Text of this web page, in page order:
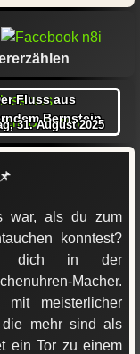
Fluss aus
Bernstein
31. August 2025
war, als du zum
konntest?
dich in der
Macher.
meisterlicher
die mehr sind als
ein Tor zu einem